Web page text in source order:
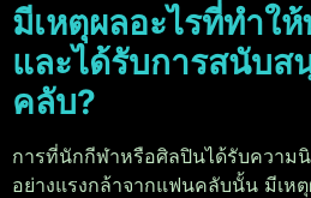
มีเหตุผลอะไรที่ทำใ
และได้รับการสนับ
คลับ?
การที่นักกีฬาหรือศิลปินได้รับความ
อย่างแรงกล้าจากแฟนคลับนั้น มีเห